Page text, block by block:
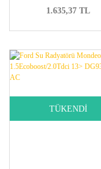
1.635,37 TL
TÜKENDİ